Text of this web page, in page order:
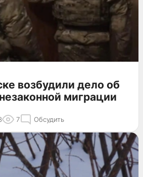
возбудили дело об
миграции
7 Обсудить